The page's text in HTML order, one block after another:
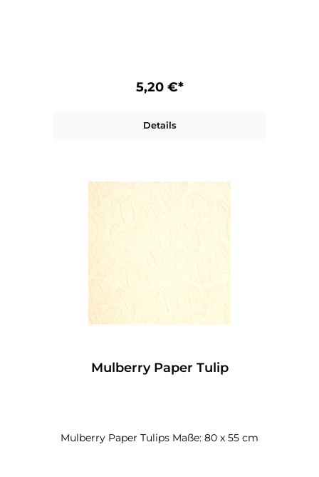
5,20 €*
Details
Mulberry Paper Tulip
Mulberry Paper Tulips Maße: 80 x 55 cm